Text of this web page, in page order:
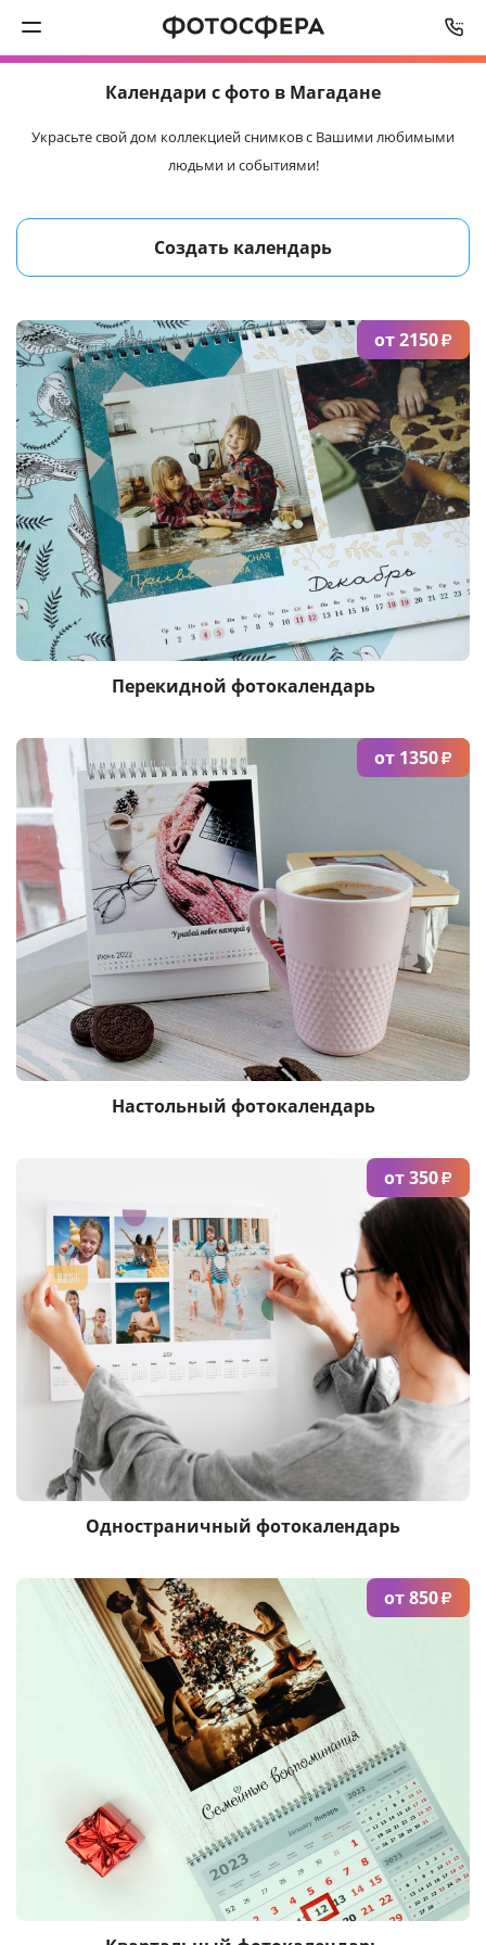
Календари
Интерьерная печать
Фотоподарки
Багетная мастерская
Полиграфия
Услуги и сервис
Магазин
Календари с фото в Магадане
Украсьте свой дом коллекцией снимковс Вашими любимыми
людьми и событиями!
Создать календарь
Перекидной фотокалендарь
от 2150₽
Настольный фотокалендарь
от 1350₽
Одностраничный фотокалендарь
от 350₽
от 850₽